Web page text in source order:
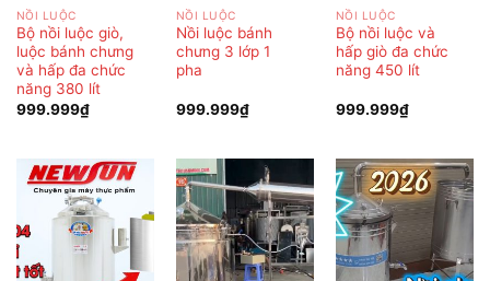
NỒI LUỘC
Bộ nồi luộc giò,
luộc bánh chưng
và hấp đa chức
năng 380 lít
999.999₫
NỒI LUỘC
Nồi luộc bánh
chưng 3 lớp 1
pha
999.999₫
NỒI LUỘC
Bộ nồi luộc và
hấp giò đa chức
năng 450 lít
999.999₫